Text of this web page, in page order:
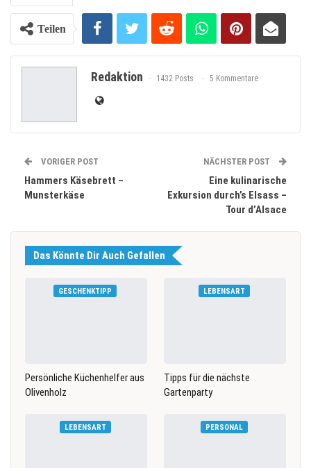
Teilen
Redaktion 1432 Posts 5 Kommentare
VORIGER POST
Hammers Käsebrett –
Munsterkäse
NÄCHSTER POST
Eine kulinarische
Exkursion durch’s Elsass –
Tour d’Alsace
Das Könnte Dir Auch Gefallen
GESCHENKTIPP
Persönliche Küchenhelfer aus
Olivenholz
LEBENSART
Tipps für die nächste
Gartenparty
LEBENSART PERSONAL